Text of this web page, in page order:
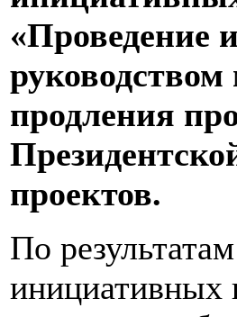
«Проведение
продления
проектов.
По
инициативных